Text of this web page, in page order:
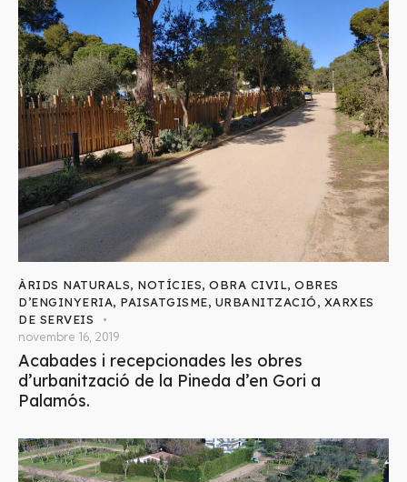
ÀRIDS NATURALS, NOTÍCIES, OBRA CIVIL, OBRES
D’ENGINYERIA, PAISATGISME, URBANITZACIÓ, XARXES
DE SERVEIS
novembre 16, 2019
Acabades i recepcionades les obres
d’urbanització de la Pineda d’en Gori a
Palamós.